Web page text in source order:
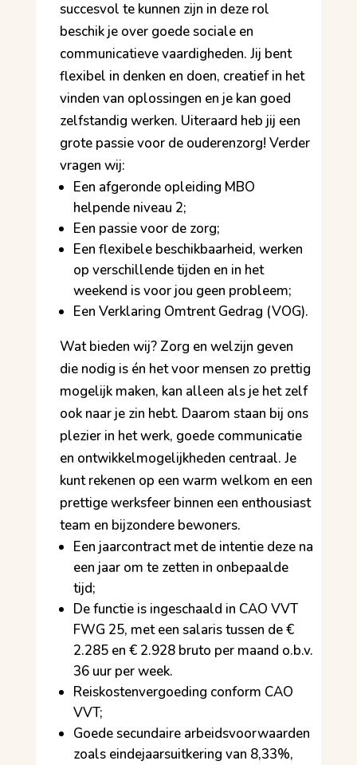
succesvol te kunnen zijn in deze rol
beschik je over goede sociale en
communicatieve vaardigheden. Jij bent
flexibel in denken en doen, creatief in het
vinden van oplossingen en je kan goed
zelfstandig werken. Uiteraard heb jij een
grote passie voor de ouderenzorg! Verder
vragen wij:
Een afgeronde opleiding MBO
helpende niveau 2;
Een passie voor de zorg;
Een flexibele beschikbaarheid, werken
op verschillende tijden en in het
weekend is voor jou geen probleem;
Een Verklaring Omtrent Gedrag (VOG).
Wat bieden wij? Zorg en welzijn geven
die nodig is én het voor mensen zo prettig
mogelijk maken, kan alleen als je het zelf
ook naar je zin hebt. Daarom staan bij ons
plezier in het werk, goede communicatie
en ontwikkelmogelijkheden centraal. Je
kunt rekenen op een warm welkom en een
prettige werksfeer binnen een enthousiast
team en bijzondere bewoners.
Een jaarcontract met de intentie deze na
een jaar om te zetten in onbepaalde
tijd;
De functie is ingeschaald in CAO VVT
FWG 25, met een salaris tussen de €
2.285 en € 2.928 bruto per maand o.b.v.
36 uur per week.
Reiskostenvergoeding conform CAO
VVT;
Goede secundaire arbeidsvoorwaarden
zoals eindejaarsuitkering van 8,33%,